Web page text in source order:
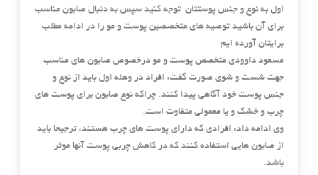
اول به نوع و جنس پوستتان توجه کنید سپس به دنبال صابون مناسب
برای آن باشید توصیه های متخصصین پوست و مو را در ادامه مطلب
برایتان آورده ایم
مسعود داوودی متخصص پوست و مو درخصوص صابون های مناسب
جهت شست و شوی صورت گفت: افراد در وهله اول باید از نوع و
جنس پوست خود آگاهی پیدا کنند. چراکه نوع صابون برای پوست های
چرب و خشک و یا معمولی متفاوت است.
وی ادامه داد: افرادی که دارای پوست های چرب هستند، ترجیحا باید
از صابون هایی استفاده کنند که در کاهش چربی پوست آنها موثر
باشد.